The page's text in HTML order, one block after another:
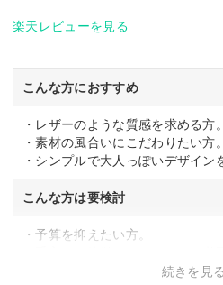
楽天レビューを見る
こんな方におすすめ
・レザーのような質感を求める方。
・素材の風合いにこだわりたい方。
・シンプルで大人っぽいデザイン
こんな方は要検討
・予算を抑えたい方。
続きを見る